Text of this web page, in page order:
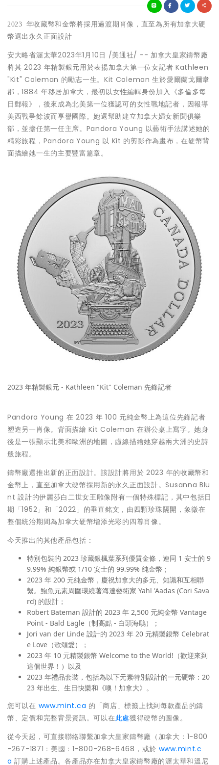
2023 年收藏幣和金幣將採用過渡期肖像，直至為所有加拿大硬
幣選出永久正面設計
安大略省渥太華2023年1月10日 /美通社/ -- 加拿大皇家鑄幣廠
將其 2023 年精製銀元用於表揚加拿大第一位女記者 Kathleen
"Kit" Coleman 的勵志一生。Kit Coleman 生於愛爾蘭戈爾韋
郡，1884 年移居加拿大，最初以女性編輯身份加入《多倫多每
日郵報》，後來成為北美第一位獲認可的女性戰地記者，因報導
美西戰爭餘波而享譽國際。她還幫助建立加拿大婦女新聞俱樂
部，並擔任第一任主席。Pandora Young 以藝術手法講述她的
精彩旅程，Pandora Young 以 Kit 的剪影作為畫布，在硬幣背
面描繪她一生的主要豐富篇章。
2023 年精製銀元 - Kathleen "Kit" Coleman 先鋒記者
Pandora Young 在 2023 年 100 元純金幣上為這位先鋒記者
塑造另一肖像。背面描繪Kit Coleman 在辦公桌上寫字。她身
後是一張顯示北美和歐洲的地圖，虛線描繪她穿越兩大洲的史詩
般旅程。
鑄幣廠還推出新的正面設計。該設計將用於 2023 年的收藏幣和
金幣上，直至加拿大硬幣採用新的永久正面設計。Susanna Blu
nt 設計的伊麗莎白二世女王雕像附有一個特殊標記，其中包括日
期「1952」和「2022」的垂直銘文，由四顆珍珠隔開，象徵在
整個統治期間為加拿大硬幣增添光彩的四尊肖像。
今天推出的其他產品包括：
特別包裝的 2023 珍藏銀楓葉系列優質金條，連同 1 安士的 9
9.99% 純銀幣或 1/10 安士的 99.99% 純金幣；
2023 年 200 元純金幣，慶祝加拿大的多元、知識和互相聯
繫。鮑魚元素周圍環繞著海達藝術家 Yahl 'Aadas (Cori Sava
rd) 的設計；
Robert Bateman 設計的 2023 年 2,500 元純金幣 Vantage
Point - Bald Eagle（制高點 - 白頭海鵰）；
Jori van der Linde 設計的 2023 年 20 元精製銀幣 Celebrat
e Love（歌頌愛）；
2023 年 10 元精製銀幣 Welcome to the World!（歡迎來到
這個世界！）以及
2023 年禮品套裝，包括為以下元素特別設計的一元硬幣：20
23 年出生、生日快樂和《噢！加拿大》。
您可以在 www.mint.ca 的「商店」標籤上找到每款產品的鑄
幣、定價和完整背景資訊。可以在此處獲得硬幣的圖像。
從今天起，可直接聯絡聯繫加拿大皇家鑄幣廠（加拿大：1-800
-267-1871：美國：1-800-268-6468，或於 www.mint.c
a 訂購上述產品。各產品亦在加拿大皇家鑄幣廠的渥太華和溫尼